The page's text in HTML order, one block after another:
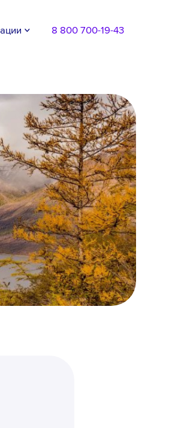
8 800 700-19-43